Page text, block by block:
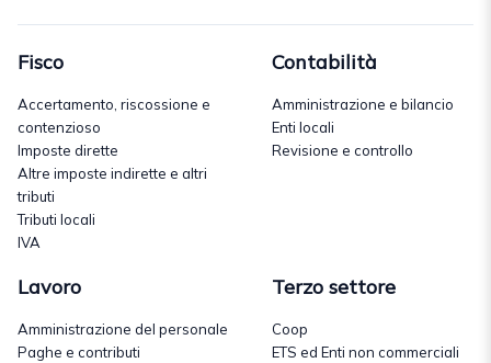
Fisco
Accertamento, riscossione e
contenzioso
Imposte dirette
Altre imposte indirette e altri
tributi
Tributi locali
IVA
Contabilità
Amministrazione e bilancio
Enti locali
Revisione e controllo
Lavoro
Amministrazione del personale
Paghe e contributi
Terzo settore
Coop
ETS ed Enti non commerciali